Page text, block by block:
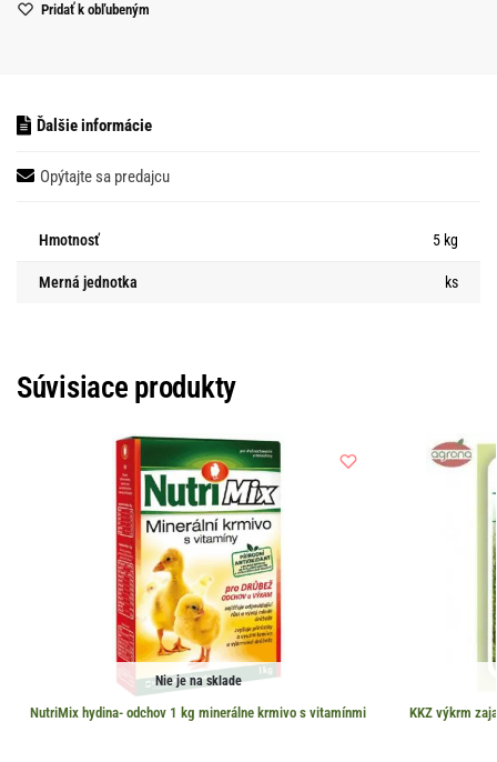
Pridať k obľubeným
Ďalšie informácie
Opýtajte sa predajcu
Hmotnosť 5 kg
Merná jednotka ks
Súvisiace produkty
Nie je na sklade
NutriMix hydina- odchov 1 kg minerálne krmivo s vitamínmi KKZ výkrm